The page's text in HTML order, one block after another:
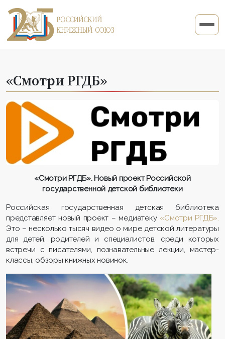
«Смотри РГДБ»
«Смотри РГДБ». Новый проект Российской
государственной детской библиотеки
Российская государственная детская библиотека
представляет новый проект – медиатеку «Смотри РГДБ».
Это – несколько тысяч видео о мире детской литературы
для детей, родителей и специалистов, среди которых
встречи с писателями, познавательные лекции, мастер-
классы, обзоры книжных новинок.